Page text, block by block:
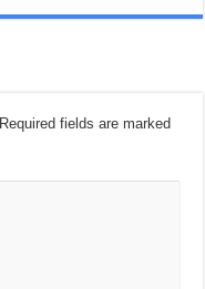
Required fields are marked